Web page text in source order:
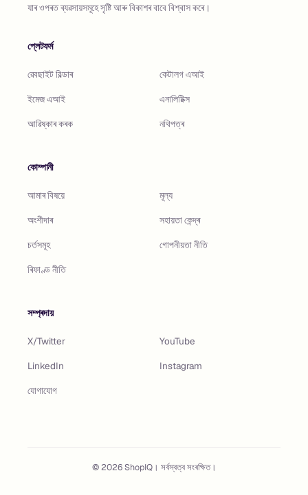
যাৰ ওপৰত ব্যৱসায়সমূহে সৃষ্টি আৰু বিকাশৰ বাবে বিশ্বাস কৰে।
প্লেটফৰ্ম
ৱেবছাইট বিল্ডাৰ
কেটালগ এআই
ইমেজ এআই
এনালিটিক্স
আৱিষ্কাৰ কৰক
নথিপত্ৰ
কোম্পানী
আমাৰ বিষয়ে
মূল্য
অংশীদাৰ
সহায়তা কেন্দ্ৰ
চৰ্তসমূহ
গোপনীয়তা নীতি
ৰিফাণ্ড নীতি
সম্প্ৰদায়
X/Twitter
YouTube
LinkedIn
Instagram
যোগাযোগ
©2026 ShopIQ। সৰ্বস্বত্ব সংৰক্ষিত।